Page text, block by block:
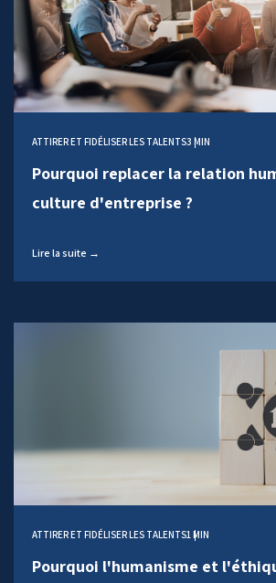
ATTIRER ET FIDÉLISER LES TALENTS3 MIN
Pourquoi replacer la relation
culture d'entreprise ?
Lire la suite →
ATTIRER ET FIDÉLISER LES TALENTS1 MIN
Pourquoi l'humanisme et